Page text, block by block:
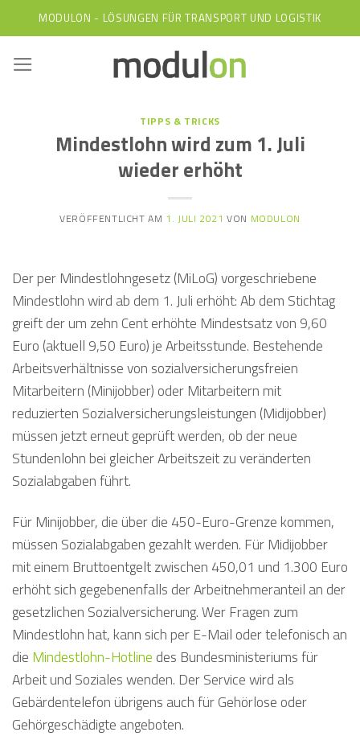
to
content
MODULON - LÖSUNGEN FÜR TRANSPORT UND LOGISTIK
TIPPS & TRICKS
Mindestlohn wird zum 1. Juli
wieder erhöht
VERÖFFENTLICHT AM 1. JULI 2021 VON MODULON
Der per Mindestlohngesetz (MiLoG) vorgeschriebene
Mindestlohn wird ab dem 1. Juli erhöht: Ab dem Stichtag
greift der um zehn Cent erhöhte Mindestsatz von 9,60
Euro (aktuell 9,50 Euro) je Arbeitsstunde. Bestehende
Arbeitsverhältnisse von sozialversicherungsfreien
Mitarbeitern (Minijobber) oder Mitarbeitern mit
reduzierten Sozialversicherungsleistungen (Midijobber)
müssen jetzt erneut geprüft werden, ob der neue
Stundenlohn bei gleicher Arbeitszeit zu veränderten
Sozialabgaben führt.
Für Minijobber, die über die 450-Euro-Grenze kommen,
müssen Sozialabgaben gezahlt werden. Für Midijobber
mit einem Bruttoentgelt zwischen 450,01 und 1.300 Euro
erhöht sich gegebenenfalls der Arbeitnehmeranteil an der
gesetzlichen Sozialversicherung. Wer Fragen zum
Mindestlohn hat, kann sich per E-Mail oder telefonisch an
die Mindestlohn-Hotline des Bundesministeriums für
Arbeit und Soziales wenden. Der Service wird als
Gebärdentelefon übrigens auch für Gehörlose oder
Gehörgeschädigte angeboten.